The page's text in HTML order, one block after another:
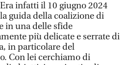
infatti il 10 giugno 2024
guida della coalizione di
in una delle sfide
più delicate e serrate di
in particolare del
Con lei cerchiamo di